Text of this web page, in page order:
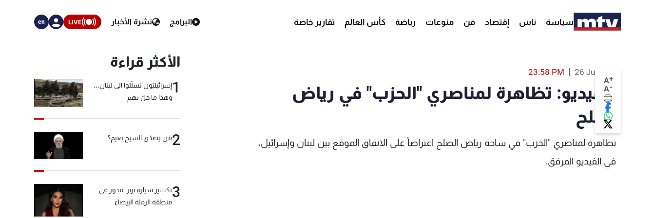
سياسة ناس إقتصاد فن منوعات رياضة كأس العالم تقارير خاصة البرامج نشرة الأخبار LIVE
en
A+
A-
26 Jun 2026
23:58 PM
بالفيديو: تظاهرة لمناصري "الحزب" في رياض
الصلح
تظاهرة لمناصري "الحزب" في ساحة رياض الصلح اعتراضاً على الاتفاق الموقع بين لبنان وإسرائيل،
في الفيديو المرفق.
الأكثر قراءة
1إسرائيليّون تسلّلوا الى لبنان...
وهذا ما حلّ بهم
2من يصدّق الشيخ نعيم؟
3تكسير سيارة نور غندور في
منطقة الرملة البيضاء